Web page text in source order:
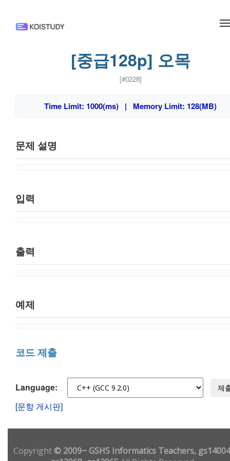
[중급128p] 오목
[#0228]
Time Limit: 1000(ms) | Memory Limit: 128(MB)
문제 설명
입력
출력
예제
코드 제출
Language: 제
[문항 게시판]
Copyright© 2009~ GSHS Informatics Teachers,